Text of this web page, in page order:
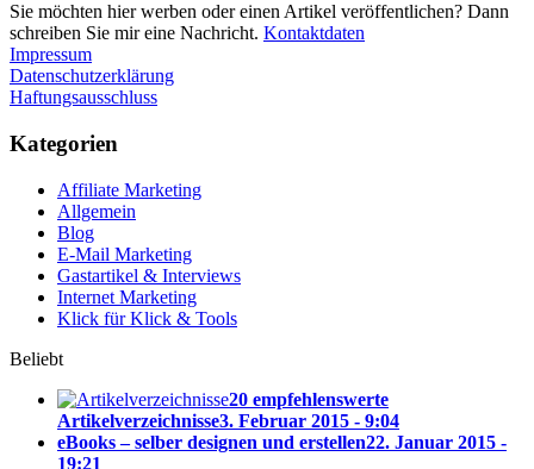
Sie möchten hier werben oder einen Artikel veröffentlichen? Dann
schreiben Sie mir eine Nachricht. Kontaktdaten
Impressum
Datenschutzerklärung
Haftungsausschluss
Kategorien
Affiliate Marketing
Allgemein
Blog
E-Mail Marketing
Gastartikel & Interviews
Internet Marketing
Klick für Klick & Tools
Beliebt
20 empfehlenswerte
Artikelverzeichnisse3. Februar 2015 - 9:04
eBooks – selber designen und erstellen22. Januar 2015 -
19:21